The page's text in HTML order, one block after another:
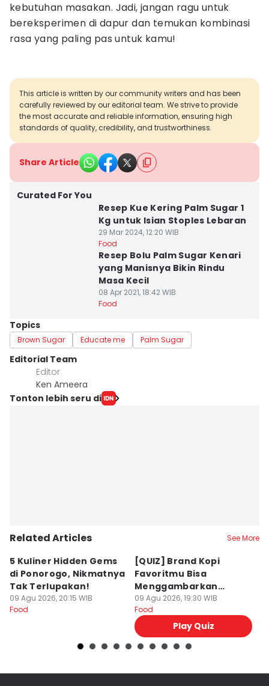
kebutuhan masakan. Jadi, jangan ragu untuk
bereksperimen di dapur dan temukan kombinasi
rasa yang paling pas untuk kamu!
This article is written by our community writers and has been
carefully reviewed by our editorial team. We strive to provide
the most accurate and reliable information, ensuring high
standards of quality, credibility, and trustworthiness.
Share Article
Curated For You
Resep Kue Kering Palm Sugar 1
Kg untuk Isian Stoples Lebaran
29 Mar 2024, 12:20 WIB
Food
Resep Bolu Palm Sugar Kenari
yang Manisnya Bikin Rindu
Masa Kecil
08 Apr 2021, 18:42 WIB
Food
Topics
Brown Sugar Educate me Palm Sugar
Editorial Team
Editor
Ken Ameera
Tonton lebih seru di
Related Articles See More
5 Kuliner Hidden Gems
di Ponorogo, Nikmatnya
Tak Terlupakan!
09 Agu 2026, 20:15 WIB
Food
[QUIZ] Brand Kopi
Favoritmu Bisa
Menggambarkan
Kepribadianmu Lho!
09 Agu 2026, 19:30 WIB
Food
Play Quiz